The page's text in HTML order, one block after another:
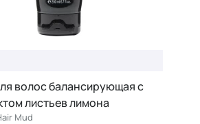
волос балансирующая c
листьев лимона
Mud